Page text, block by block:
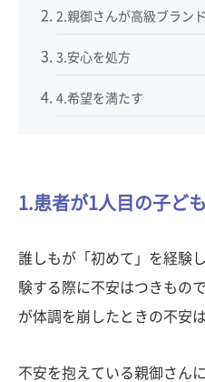
2.親御さんが高級ブラン
3.安心を処方
4.希望を満たす
1.患者が1人目の子ども
誰しもが「初めて」を経験
験する際に不安はつきもの
が体調を崩したときの不安
不安を抱えている親御さん